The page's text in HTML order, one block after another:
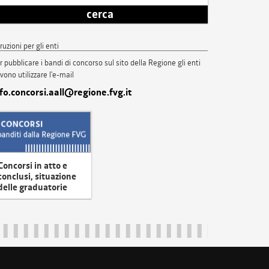
cerca
per gli enti
pubblicare i bandi di concorso sul sito della Regione gli enti
utilizzare l'e-mail
in atto e
situazione
graduatorie